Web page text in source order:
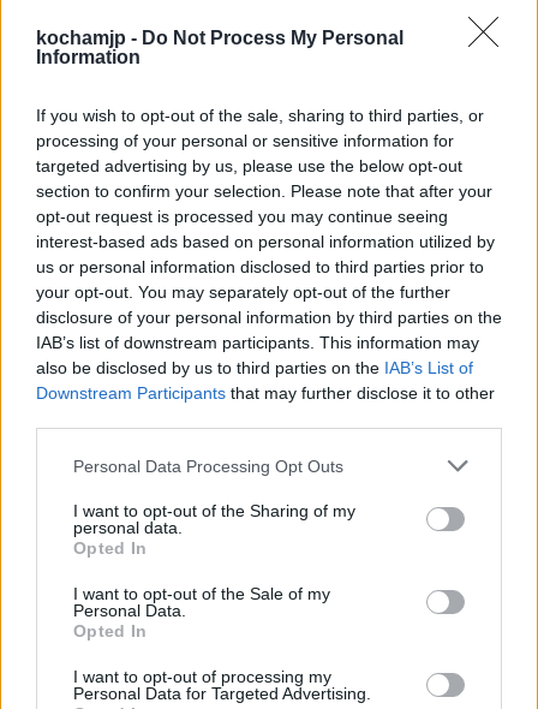
kochamjp - Do Not Process My Personal
Information
If you wish to opt-out of the sale, sharing to third parties, or
processing of your personal or sensitive information for
targeted advertising by us, please use the below opt-out
section to confirm your selection. Please note that after your
opt-out request is processed you may continue seeing
interest-based ads based on personal information utilized by
us or personal information disclosed to third parties prior to
your opt-out. You may separately opt-out of the further
disclosure of your personal information by third parties on the
IAB’s list of downstream participants. This information may
also be disclosed by us to third parties on the IAB’s List of
Downstream Participants that may further disclose it to other
Personal Data Processing Opt Outs
I want to opt-out of the Sharing of my
personal data.
Opted In
I want to opt-out of the Sale of my
Personal Data.
Opted In
I want to opt-out of processing my
Personal Data for Targeted Advertising.
zaręczona z kimś innym. Mimo rodzącej się
danego słowa i wyszła za swojego
narzeczonego. Decyzja Lotty załamała
Wertera, który nie umiał się od niej jednak
odciąć i pozbawić jej towarzystwa. Cierpiał
więc z powodu miłości okrutnie, niszczyła
ona każdy aspekt jego życia. Ostatecznie z
powodu nieszczęśliwej miłości do Lotty
Werter popełnia udane samobójstwo. Wolał
przez swoje uczucia. Miłość zatem była dla
niego zdecydowanie destrukcyjna i
spowodowała jego śmierć.
„Romeo i Julia” to kolejna, klasyczna historia
o nieszczęśliwej miłości, która zakończyła się